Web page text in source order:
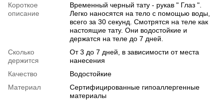
Короткое
описание
Временный черный тату - рукав " Глаз ".
Легко наносятся на тело с помощью воды,
всего за 30 секунд. Смотрятся на теле как
настоящие тату. Они водостойкие и
держатся на теле до 7 дней.
Сколько
держится
От 3 до 7 дней, в зависимости от места
нанесения
Качество
Водостойкие
Материал
Сертифицированные гипоаллергенные
материалы